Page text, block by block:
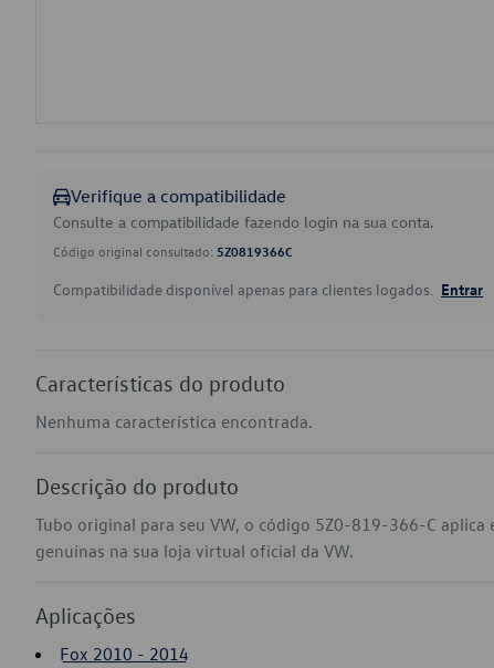
Verifique a compatibilidade
Consulte a compatibilidade fazendo login na sua conta.
Código original consultado: 5Z0819366C
Compatibilidade disponível apenas para clientes logados. Entrar
Características do produto
Nenhuma característica encontrada.
Descrição do produto
Tubo original para seu VW, o código 5Z0-819-366-C aplica
genuínas na sua loja virtual oficial da VW.
Aplicações
Fox 2010 - 2014